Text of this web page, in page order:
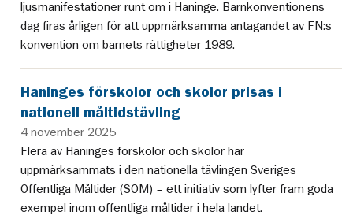
ljusmanifestationer runt om i Haninge. Barnkonventionens
dag firas årligen för att uppmärksamma antagandet av FN:s
konvention om barnets rättigheter 1989.
Haninges förskolor och skolor prisas i
nationell måltidstävling
4 november 2025
Flera av Haninges förskolor och skolor har
uppmärksammats i den nationella tävlingen Sveriges
Offentliga Måltider (SOM) – ett initiativ som lyfter fram goda
exempel inom offentliga måltider i hela landet.